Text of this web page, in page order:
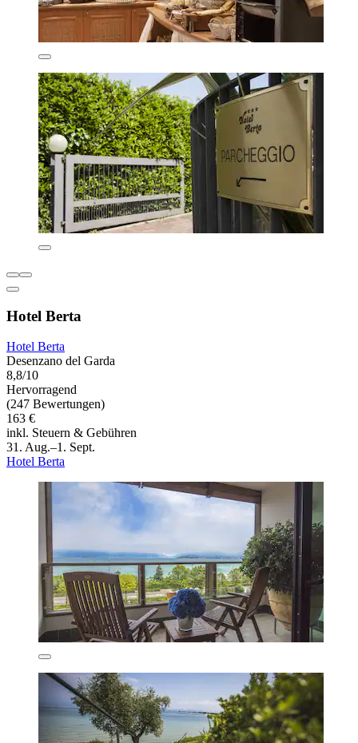
Hotel Berta
Hotel Berta
Desenzano del Garda
8,8/10
Hervorragend
(247 Bewertungen)
163 €
inkl. Steuern & Gebühren
31. Aug.–1. Sept.
Hotel Berta